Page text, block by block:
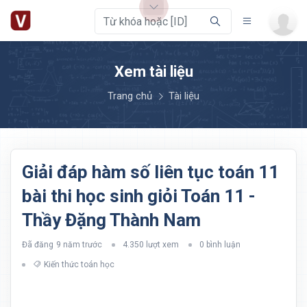
Xem tài liệu
Trang chủ Tài liệu
Giải đáp hàm số liên tục toán 11
bài thi học sinh giỏi Toán 11 -
Thầy Đặng Thành Nam
Đã đăng 9 năm trước 4.350 lượt xem 0 bình luận
Kiến thức toán học